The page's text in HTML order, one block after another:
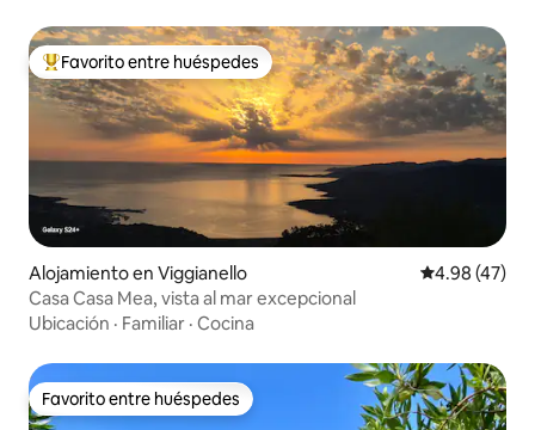
Favorito entre huéspedes preferido
Favorito entre huéspedes
Alojamiento en Viggianello Calificación
4.98 (47)
Casa Casa Mea, vista al mar excepcional
Ubicación · Familiar · Cocina
Favorito entre huéspedes
Favorito entre huéspedes